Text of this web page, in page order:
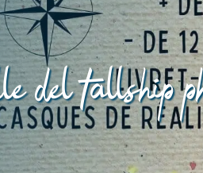
del tallship